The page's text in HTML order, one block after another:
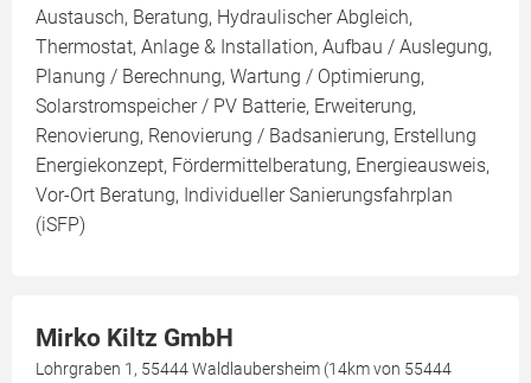
Austausch, Beratung, Hydraulischer Abgleich,
Thermostat, Anlage & Installation, Aufbau / Auslegung,
Planung / Berechnung, Wartung / Optimierung,
Solarstromspeicher / PV Batterie, Erweiterung,
Renovierung, Renovierung / Badsanierung, Erstellung
Energiekonzept, Fördermittelberatung, Energieausweis,
Vor-Ort Beratung, Individueller Sanierungsfahrplan
(iSFP)
Mirko Kiltz GmbH
Lohrgraben 1, 55444 Waldlaubersheim (14km von 55444